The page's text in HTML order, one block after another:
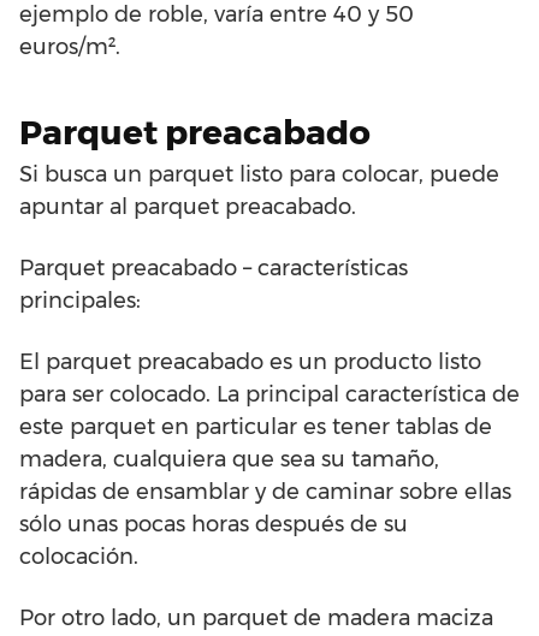
ejemplo de roble, varía entre 40 y 50
euros/m².
Parquet preacabado
Si busca un parquet listo para colocar, puede
apuntar al parquet preacabado.
Parquet preacabado – características
principales:
El parquet preacabado es un producto listo
para ser colocado. La principal característica de
este parquet en particular es tener tablas de
madera, cualquiera que sea su tamaño,
rápidas de ensamblar y de caminar sobre ellas
sólo unas pocas horas después de su
colocación.
Por otro lado, un parquet de madera maciza